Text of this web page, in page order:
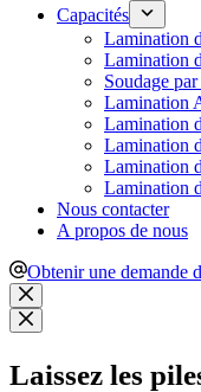
Capacités
Lamination
Lamination
Soudage
Lamination
Lamination
Lamination
Lamination
Lamination
Nous contacter
A propos de nous
Obtenir une demande
Laissez les